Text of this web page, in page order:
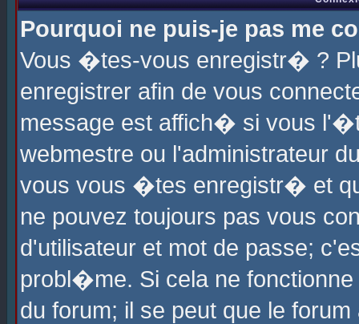
Pourquoi ne puis-je pas me
Vous �tes-vous enregistr� ?
enregistrer afin de vous
message est affich� si vous
webmestre ou l'administrateur
vous vous �tes enregistr� et
ne pouvez toujours pas vous
d'utilisateur et mot de passe;
probl�me. Si cela ne
du forum; il se peut que le